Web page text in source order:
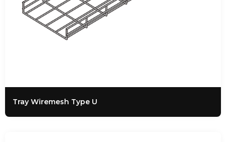
Tray Wiremesh Type U